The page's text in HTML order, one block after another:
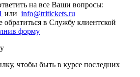
на все Ваши вопросы:
или info@tritickets.ru
в Службу клиентской
форму
чтобы быть в курсе последних